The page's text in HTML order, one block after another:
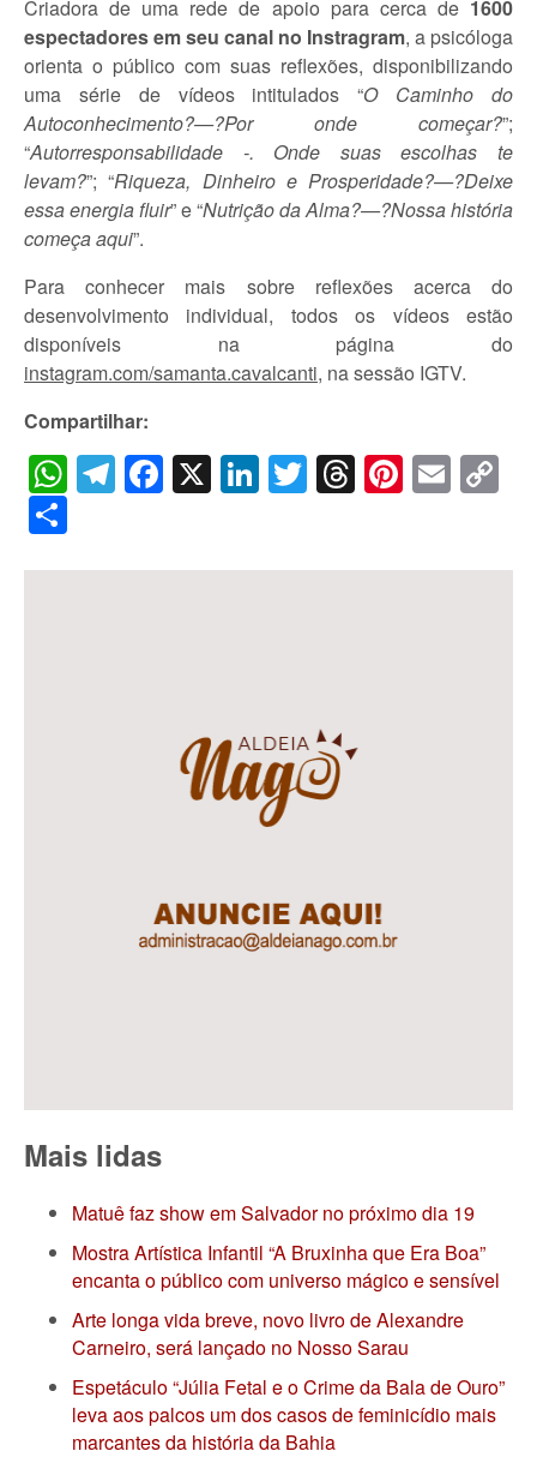
Criadora de uma rede de apoio para cerca de 1600
espectadores em seu canal no Instragram, a psicóloga
orienta o público com suas reflexões, disponibilizando
uma série de vídeos intitulados “O Caminho do
Autoconhecimento?—?Por onde começar?”;
“Autorresponsabilidade -. Onde suas escolhas te
levam?”; “Riqueza, Dinheiro e Prosperidade?—?Deixe
essa energia fluir” e “Nutrição da Alma?—?Nossa história
começa aqui”.
Para conhecer mais sobre reflexões acerca do
desenvolvimento individual, todos os vídeos estão
disponíveis na página do
instagram.com/samanta.cavalcanti, na sessão IGTV.
Compartilhar:
WhatsApp
Telegram
Facebook
X LinkedIn
Twitter
Threads
Mais lidas
Matuê faz show em Salvador no próximo dia 19
Mostra Artística Infantil “A Bruxinha que Era Boa”
encanta o público com universo mágico e sensível
Arte longa vida breve, novo livro de Alexandre
Carneiro, será lançado no Nosso Sarau
Espetáculo “Júlia Fetal e o Crime da Bala de Ouro”
leva aos palcos um dos casos de feminicídio mais
marcantes da história da Bahia